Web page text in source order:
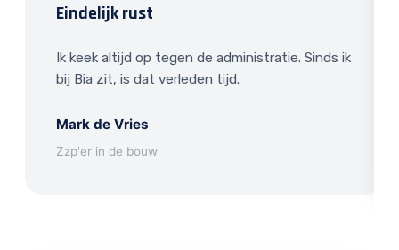
Eindelijk rust
Ik keek altijd op tegen de administratie. Sinds ik
bij Bia zit, is dat verleden tijd.
Mark de Vries
Zzp'er in de bouw